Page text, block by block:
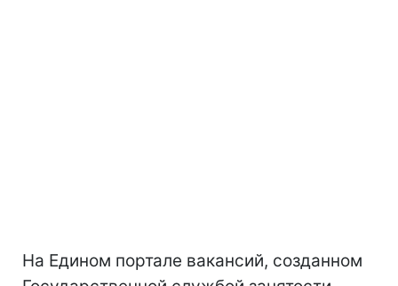
На Едином портале вакансий, созданном